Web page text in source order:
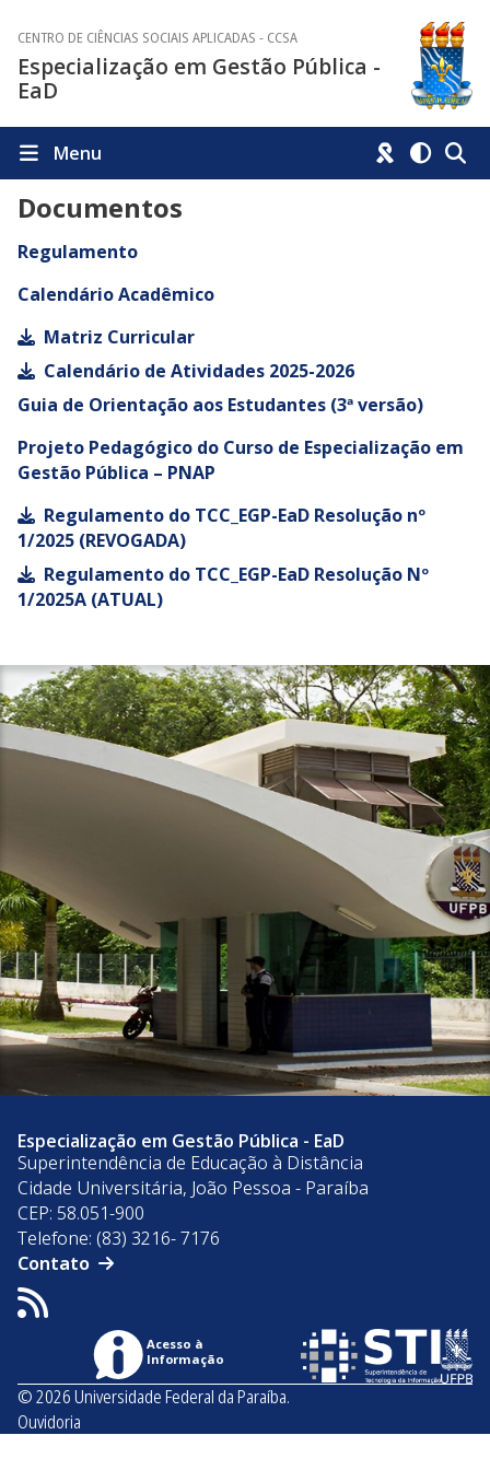
CENTRO DE CIÊNCIAS SOCIAIS APLICADAS - CCSA
Especialização em Gestão Pública -
EaD
Menu
Documentos
Regulamento
Calendário Acadêmico
Matriz Curricular
Calendário de Atividades 2025-2026
Guia de Orientação aos Estudantes (3ª versão)
Projeto Pedagógico do Curso de Especialização em
Gestão Pública – PNAP
Regulamento do TCC_EGP-EaD Resolução nº
1/2025 (REVOGADA)
Regulamento do TCC_EGP-EaD Resolução Nº
1/2025A (ATUAL)
Especialização em Gestão Pública - EaD
Superintendência de Educação à Distância
Cidade Universitária, João Pessoa - Paraíba
CEP: 58.051-900
Telefone: (83) 3216- 7176
Contato
Acesso à
Informação
© 2026 Universidade Federal da Paraíba.
Ouvidoria